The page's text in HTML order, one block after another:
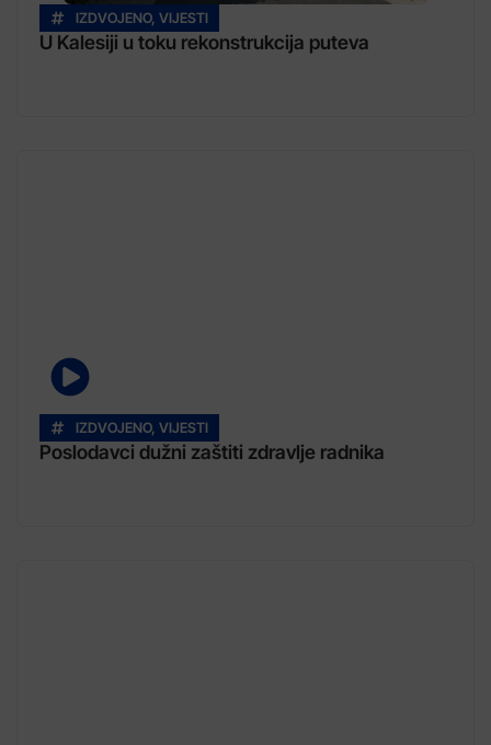
IZDVOJENO, VIJESTI
U Kalesiji u toku rekonstrukcija puteva
IZDVOJENO, VIJESTI
Poslodavci dužni zaštiti zdravlje radnika